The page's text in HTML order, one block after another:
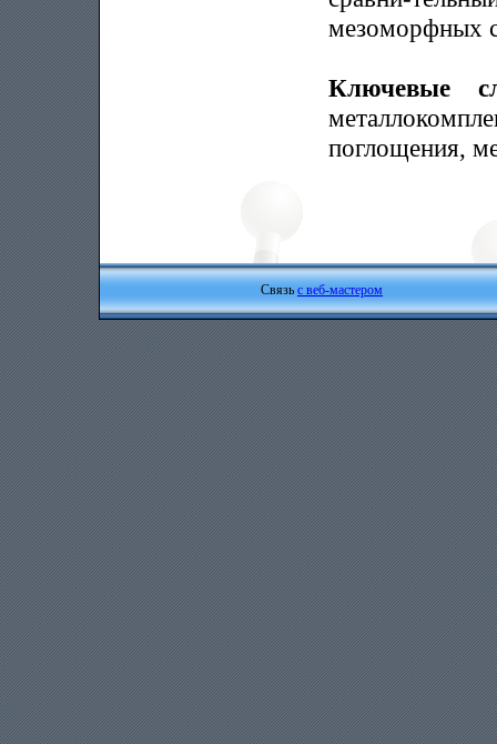
мезоморфных
Ключевые
поглощения,
Связь с веб-мастером